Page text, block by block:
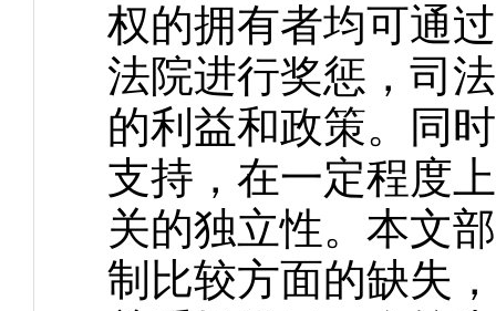
权的拥有者均可通
法院进行奖惩，司
的利益和政策。同
支持，在一定程度
关的独立性。本文
制比较方面的缺失